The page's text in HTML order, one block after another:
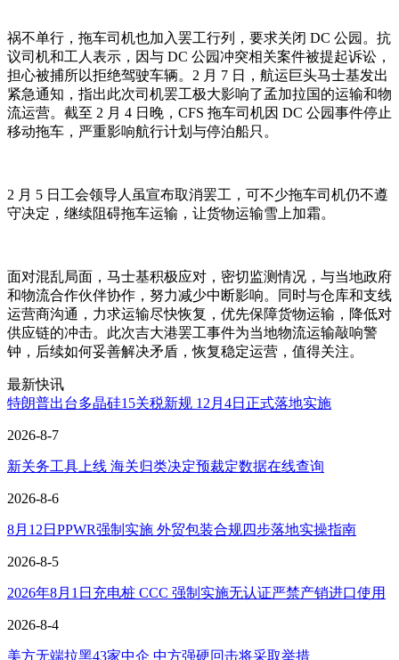
祸不单行，拖车司机也加入罢工行列，要求关闭 DC 公园。抗
议司机和工人表示，因与 DC 公园冲突相关案件被提起诉讼，
担心被捕所以拒绝驾驶车辆。2 月 7 日，航运巨头马士基发出
紧急通知，指出此次司机罢工极大影响了孟加拉国的运输和物
流运营。截至 2 月 4 日晚，CFS 拖车司机因 DC 公园事件停止
移动拖车，严重影响航行计划与停泊船只。
2 月 5 日工会领导人虽宣布取消罢工，可不少拖车司机仍不遵
守决定，继续阻碍拖车运输，让货物运输雪上加霜。
面对混乱局面，马士基积极应对，密切监测情况，与当地政府
和物流合作伙伴协作，努力减少中断影响。同时与仓库和支线
运营商沟通，力求运输尽快恢复，优先保障货物运输，降低对
供应链的冲击。此次吉大港罢工事件为当地物流运输敲响警
钟，后续如何妥善解决矛盾，恢复稳定运营，值得关注。
最新快讯
特朗普出台多晶硅15关税新规 12月4日正式落地实施
2026-8-7
新关务工具上线 海关归类决定预裁定数据在线查询
2026-8-6
8月12日PPWR强制实施 外贸包装合规四步落地实操指南
2026-8-5
2026年8月1日充电桩 CCC 强制实施无认证严禁产销进口使用
2026-8-4
美方无端拉黑43家中企 中方强硬回击将采取举措